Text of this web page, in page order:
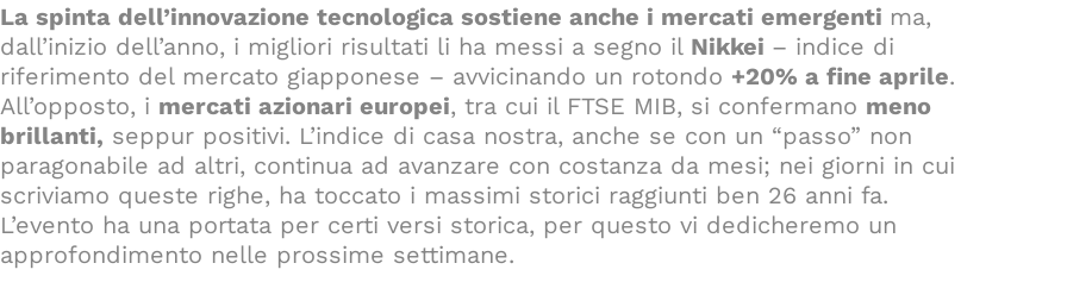
La spinta dell’innovazione tecnologica sostiene anche i mercati emergenti ma,
dall’inizio dell’anno, i migliori risultati li ha messi a segno il Nikkei – indice di
riferimento del mercato giapponese – avvicinando un rotondo +20% a fine aprile.
All’opposto, i mercati azionari europei, tra cui il FTSE MIB, si confermano meno
brillanti, seppur positivi. L’indice di casa nostra, anche se con un “passo” non
paragonabile ad altri, continua ad avanzare con costanza da mesi; nei giorni in cui
scriviamo queste righe, ha toccato i massimi storici raggiunti ben 26 anni fa.
L’evento ha una portata per certi versi storica, per questo vi dedicheremo un
approfondimento nelle prossime settimane.